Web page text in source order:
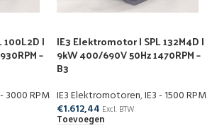
|
–
3000 RPM
IE3 Elektromotor | SPL 132M4D |
9kW 400/690V 50Hz 1470RPM –
B3
IE3 Elektromotoren,IE3 - 1500 RPM
€1.612,44 Excl. BTW
Toevoegen